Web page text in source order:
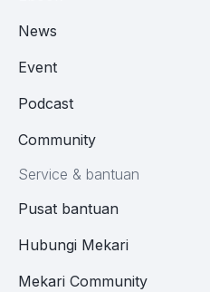
News
Event
Podcast
Community
Service & bantuan
Pusat bantuan
Hubungi Mekari
Mekari Community